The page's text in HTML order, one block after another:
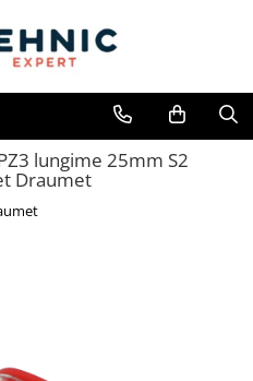
lungime 25mm S2
Draumet